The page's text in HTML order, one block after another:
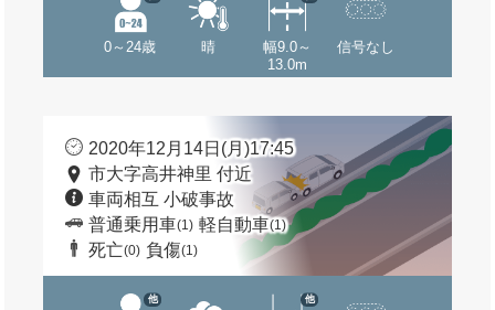
0～24歳 晴
幅9.0～
13.0m
信号なし
2020年12月14日(月)17:45
市大字高井神里 付近
車両相互 小破事故
普通乗用車(1) 軽自動車(1)
死亡(0) 負傷(1)
他 他